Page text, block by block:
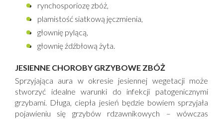
rynchosporiozę zbóż,
plamistość siatkową jęczmienia,
głownię pylącą,
głownię źdźbłową żyta.
JESIENNE CHOROBY GRZYBOWE ZBÓŻ
Sprzyjająca aura w okresie jesiennej wegetacji może
stworzyć idealne warunki do infekcji patogenicznymi
grzybami. Długa, ciepła jesień będzie bowiem sprzyjała
pojawieniu się grzybów rdzawnikowych – wówczas